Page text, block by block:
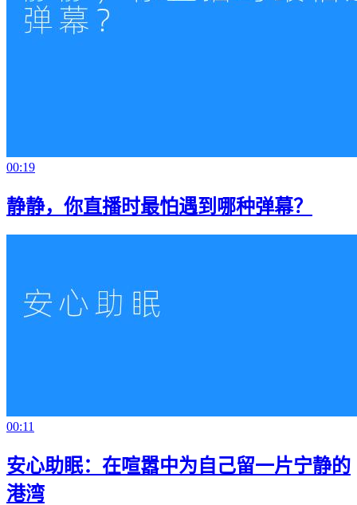
00:19
静静，你直播时最怕遇到哪种弹幕？
00:11
安心助眠：在喧嚣中为自己留一片宁静的
港湾